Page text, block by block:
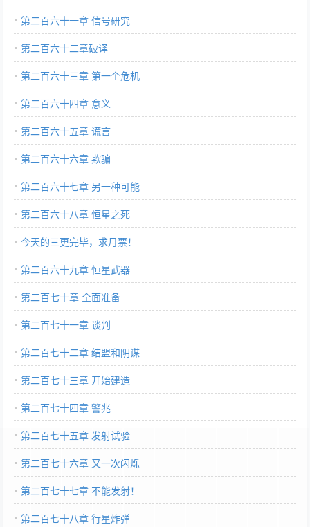
第二百六十一章 信号研究
第二百六十二章破译
第二百六十三章 第一个危机
第二百六十四章 意义
第二百六十五章 谎言
第二百六十六章 欺骗
第二百六十七章 另一种可能
第二百六十八章 恒星之死
今天的三更完毕，求月票！
第二百六十九章 恒星武器
第二百七十章 全面准备
第二百七十一章 谈判
第二百七十二章 结盟和阴谋
第二百七十三章 开始建造
第二百七十四章 警兆
第二百七十五章 发射试验
第二百七十六章 又一次闪烁
第二百七十七章 不能发射！
第二百七十八章 行星炸弹